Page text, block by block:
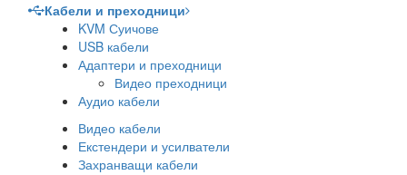
Кабели и преходници
KVM Суичове
USB кабели
Адаптери и преходници
Видео преходници
Аудио кабели
Видео кабели
Екстендери и усилватели
Захранващи кабели